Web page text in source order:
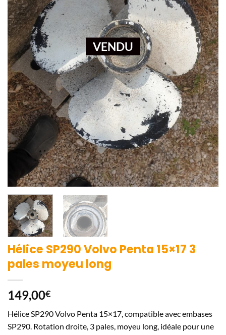
VENDU
Hélice SP290 Volvo Penta 15×17 3
pales moyeu long
149,00€
Hélice SP290 Volvo Penta 15×17, compatible avec embases
SP290. Rotation droite, 3 pales, moyeu long, idéale pour une